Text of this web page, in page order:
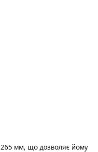
265 мм, що дозволяє йому